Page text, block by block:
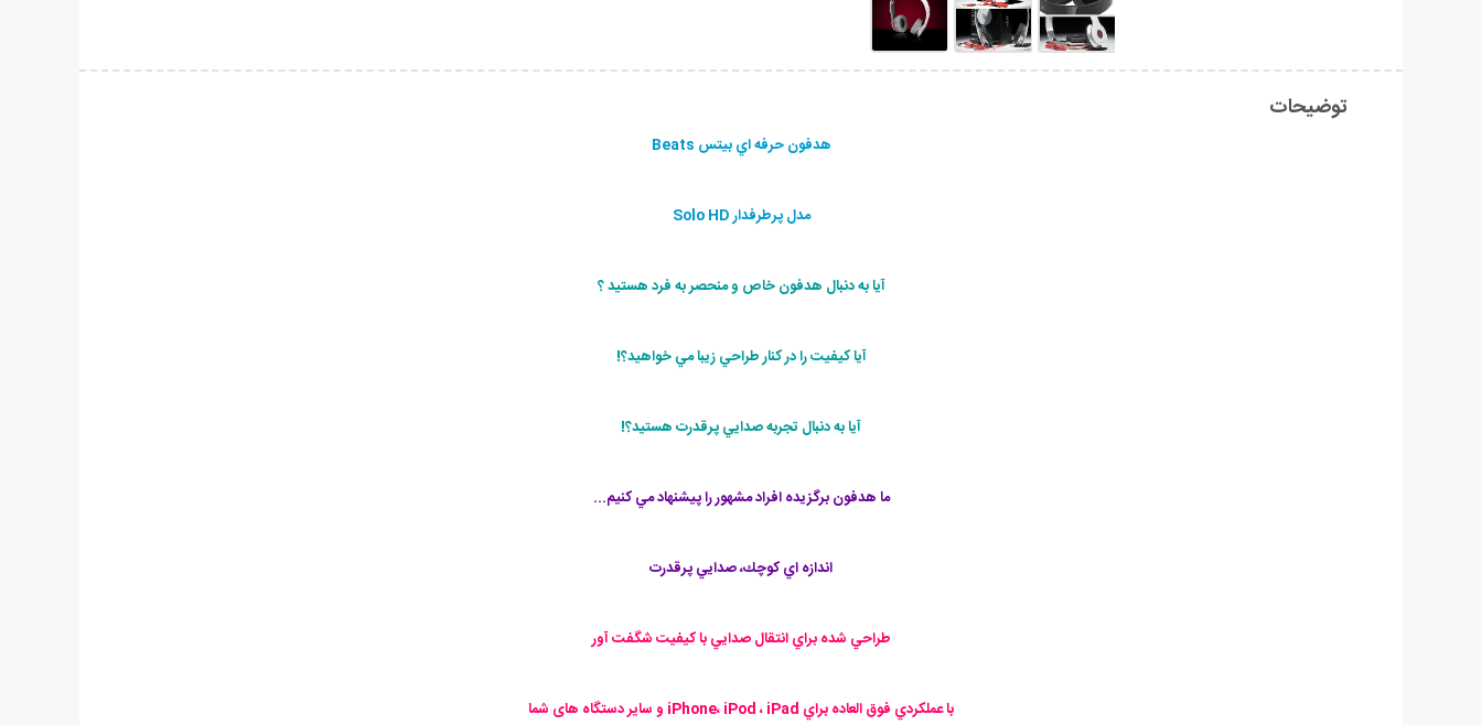
توضیحات
هدفون حرفه اي بيتس Beats
مدل پرطرفدار Solo HD
آيا به دنبال هدفون خاص و منحصر به فرد هستيد ؟
آيا كيفيت را در كنار طراحي زيبا مي خواهيد؟!
آيا به دنبال تجربه صدايي پرقدرت هستيد؟!
ما هدفون برگزيده افراد مشهور را پيشنهاد مي كنيم...
اندازه اي كوچك، صدايي پرقدرت
طراحي شده براي انتقال صدايي با كيفيت شگفت آور
با عملكردي فوق العاده براي iPhone، iPod ، iPad و سایر دستگ اه های شما